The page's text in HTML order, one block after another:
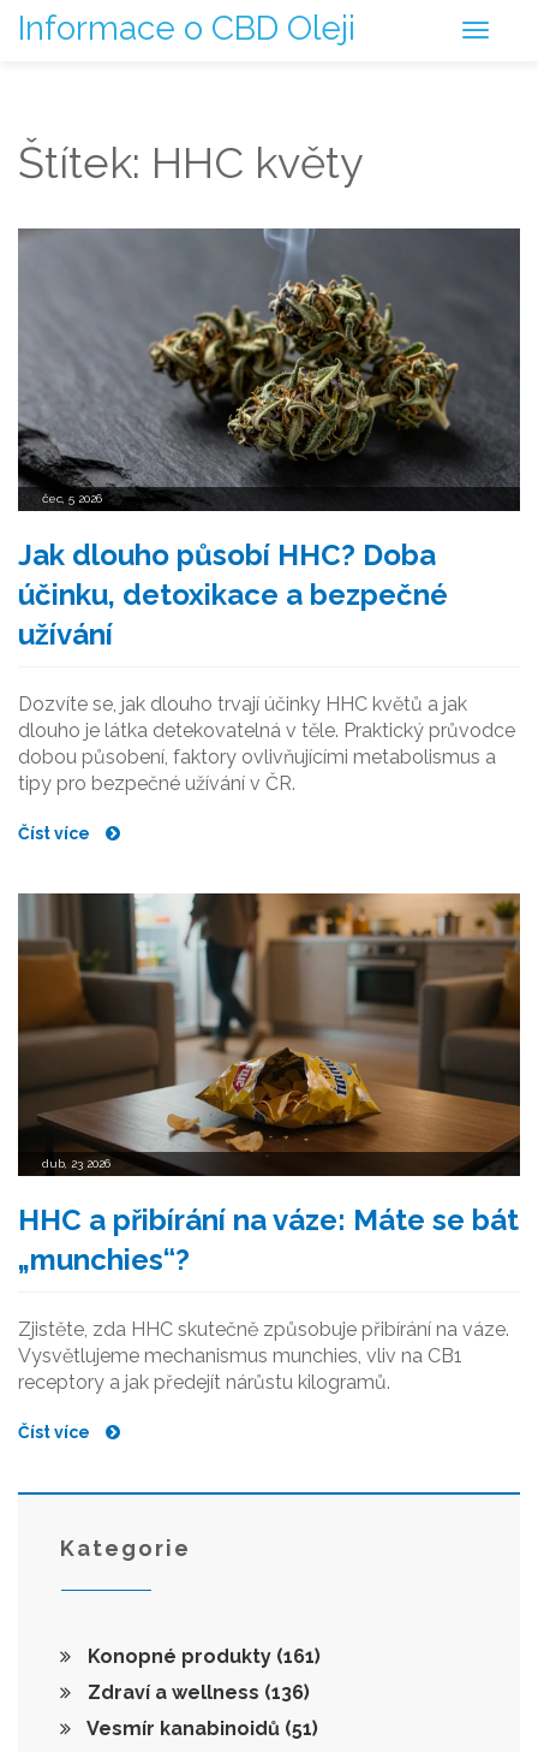
Informace o CBD Oleji
Štítek: HHC květy
čec, 5 2026
Jak dlouho působí HHC? Doba
účinku, detoxikace a bezpečné
užívání
Dozvíte se, jak dlouho trvají účinky HHC květů a jak
dlouho je látka detekovatelná v těle. Praktický průvodce
dobou působení, faktory ovlivňujícími metabolismus a
tipy pro bezpečné užívání v ČR.
Číst více
dub, 23 2026
HHC a přibírání na váze: Máte se bát
„munchies“?
Zjistěte, zda HHC skutečně způsobuje přibírání na váze.
Vysvětlujeme mechanismus munchies, vliv na CB1
receptory a jak předejít nárůstu kilogramů.
Číst více
Kategorie
Konopné produkty (161)
Zdraví a wellness (136)
Vesmír kanabinoidů (51)